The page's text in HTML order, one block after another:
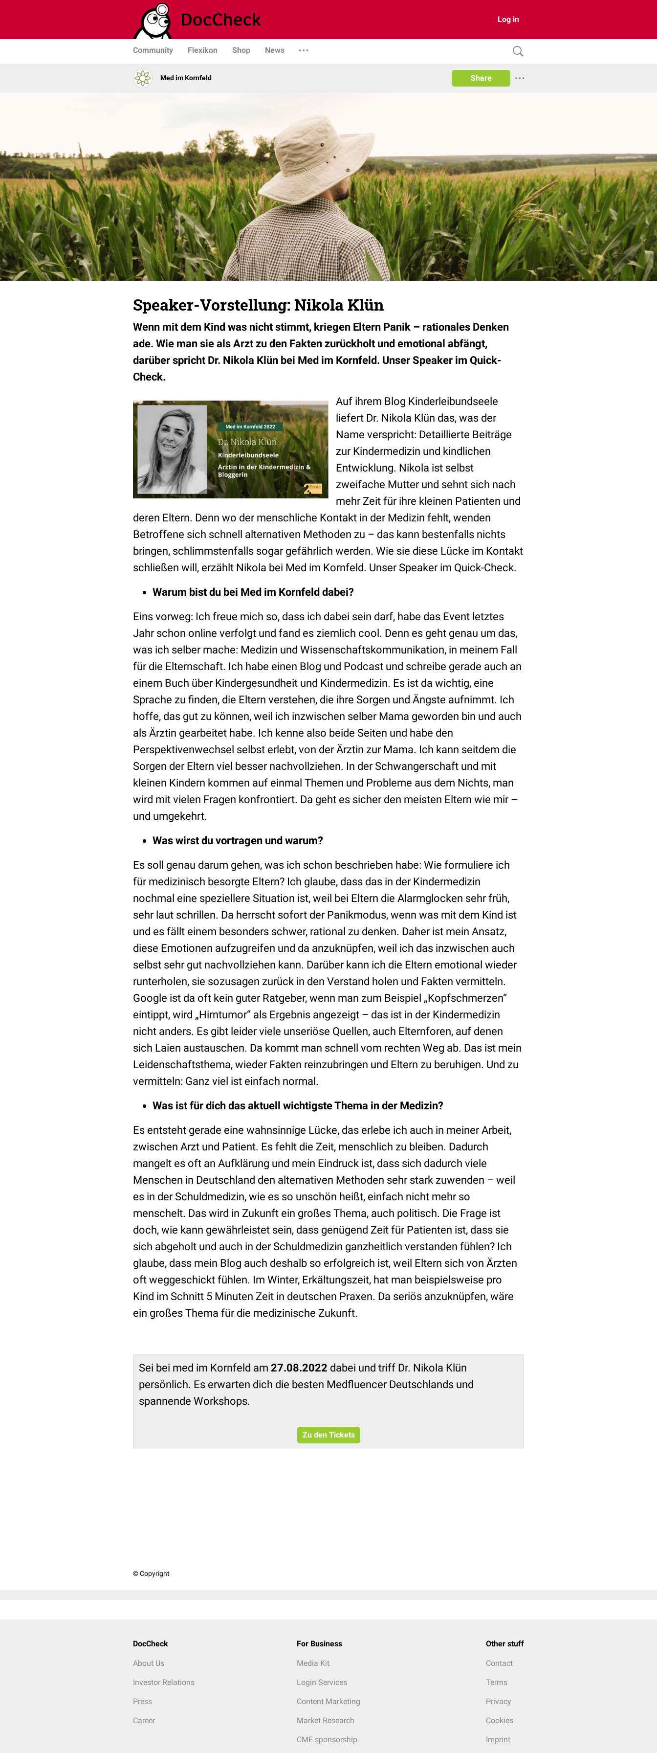
Log in
Community Flexikon Shop News
Med im Kornfeld Share
Speaker-Vorstellung: Nikola Klün
Wenn mit dem Kind was nicht stimmt, kriegen Eltern Panik – rationales Denken
ade. Wie man sie als Arzt zu den Fakten zurückholt und emotional abfängt,
darüber spricht Dr. Nikola Klün bei Med im Kornfeld. Unser Speaker im Quick-
Check.
Auf ihrem Blog Kinderleibundseele
liefert Dr. Nikola Klün das, was der
Name verspricht: Detaillierte Beiträge
zur Kindermedizin und kindlichen
Entwicklung. Nikola ist selbst
zweifache Mutter und sehnt sich nach
mehr Zeit für ihre kleinen Patienten und
deren Eltern. Denn wo der menschliche Kontakt in der Medizin fehlt, wenden
Betroffene sich schnell alternativen Methoden zu – das kann bestenfalls nichts
bringen, schlimmstenfalls sogar gefährlich werden. Wie sie diese Lücke im Kontakt
schließen will, erzählt Nikola bei Med im Kornfeld. Unser Speaker im Quick-Check.
Warum bist du bei Med im Kornfeld dabei?
Eins vorweg: Ich freue mich so, dass ich dabei sein darf, habe das Event letztes
Jahr schon online verfolgt und fand es ziemlich cool. Denn es geht genau um das,
was ich selber mache: Medizin und Wissenschaftskommunikation, in meinem Fall
für die Elternschaft. Ich habe einen Blog und Podcast und schreibe gerade auch an
einem Buch über Kindergesundheit und Kindermedizin. Es ist da wichtig, eine
Sprache zu finden, die Eltern verstehen, die ihre Sorgen und Ängste aufnimmt. Ich
hoffe, das gut zu können, weil ich inzwischen selber Mama geworden bin und auch
als Ärztin gearbeitet habe. Ich kenne also beide Seiten und habe den
Perspektivenwechsel selbst erlebt, von der Ärztin zur Mama. Ich kann seitdem die
Sorgen der Eltern viel besser nachvollziehen. In der Schwangerschaft und mit
kleinen Kindern kommen auf einmal Themen und Probleme aus dem Nichts, man
wird mit vielen Fragen konfrontiert. Da geht es sicher den meisten Eltern wie mir –
und umgekehrt.
Was wirst du vortragen und warum?
Es soll genau darum gehen, was ich schon beschrieben habe: Wie formuliere ich
für medizinisch besorgte Eltern? Ich glaube, dass das in der Kindermedizin
nochmal eine speziellere Situation ist, weil bei Eltern die Alarmglocken sehr früh,
sehr laut schrillen. Da herrscht sofort der Panikmodus, wenn was mit dem Kind ist
und es fällt einem besonders schwer, rational zu denken. Daher ist mein Ansatz,
diese Emotionen aufzugreifen und da anzuknüpfen, weil ich das inzwischen auch
selbst sehr gut nachvollziehen kann. Darüber kann ich die Eltern emotional wieder
runterholen, sie sozusagen zurück in den Verstand holen und Fakten vermitteln.
Google ist da oft kein guter Ratgeber, wenn man zum Beispiel „Kopfschmerzen“
eintippt, wird „Hirntumor“ als Ergebnis angezeigt – das ist in der Kindermedizin
nicht anders. Es gibt leider viele unseriöse Quellen, auch Elternforen, auf denen
sich Laien austauschen. Da kommt man schnell vom rechten Weg ab. Das ist mein
Leidenschaftsthema, wieder Fakten reinzubringen und Eltern zu beruhigen. Und zu
vermitteln: Ganz viel ist einfach normal.
Was ist für dich das aktuell wichtigste Thema in der Medizin?
Es entsteht gerade eine wahnsinnige Lücke, das erlebe ich auch in meiner Arbeit,
zwischen Arzt und Patient. Es fehlt die Zeit, menschlich zu bleiben. Dadurch
mangelt es oft an Aufklärung und mein Eindruck ist, dass sich dadurch viele
Menschen in Deutschland den alternativen Methoden sehr stark zuwenden – weil
es in der Schuldmedizin, wie es so unschön heißt, einfach nicht mehr so
menschelt. Das wird in Zukunft ein großes Thema, auch politisch. Die Frage ist
doch, wie kann gewährleistet sein, dass genügend Zeit für Patienten ist, dass sie
sich abgeholt und auch in der Schuldmedizin ganzheitlich verstanden fühlen? Ich
glaube, dass mein Blog auch deshalb so erfolgreich ist, weil Eltern sich von Ärzten
oft weggeschickt fühlen. Im Winter, Erkältungszeit, hat man beispielsweise pro
Kind im Schnitt 5 Minuten Zeit in deutschen Praxen. Da seriös anzuknüpfen, wäre
ein großes Thema für die medizinische Zukunft.
Sei bei med im Kornfeld am 27.08.2022 dabei und triff Dr. Nikola Klün
persönlich. Es erwarten dich die besten Medfluencer Deutschlands und
spannende Workshops.
Zu den Tickets
© Copyright
DocCheck
About Us
Investor Relations
Press
Career
For Business
Media Kit
Login Services
Content Marketing
Market Research
CME sponsorship
Other stuff
Contact
Terms
Privacy
Cookies
Imprint